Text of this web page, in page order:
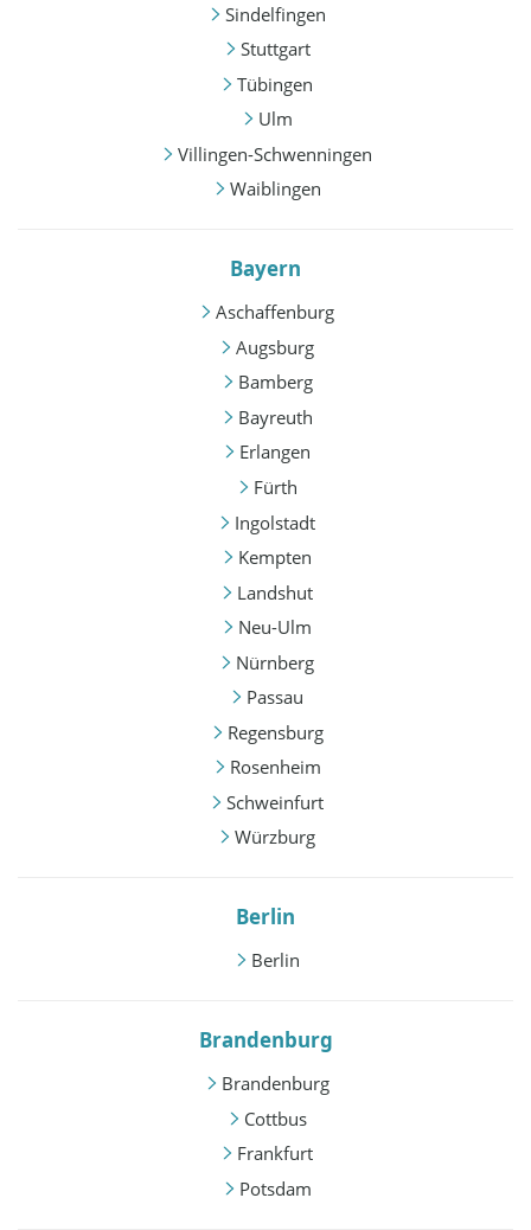
Sindelfingen
Stuttgart
Tübingen
Ulm
Villingen-Schwenningen
Waiblingen
Bayern
Aschaffenburg
Augsburg
Bamberg
Bayreuth
Erlangen
Fürth
Ingolstadt
Kempten
Landshut
Neu-Ulm
Nürnberg
Passau
Regensburg
Rosenheim
Schweinfurt
Würzburg
Berlin
Berlin
Brandenburg
Brandenburg
Cottbus
Frankfurt
Potsdam